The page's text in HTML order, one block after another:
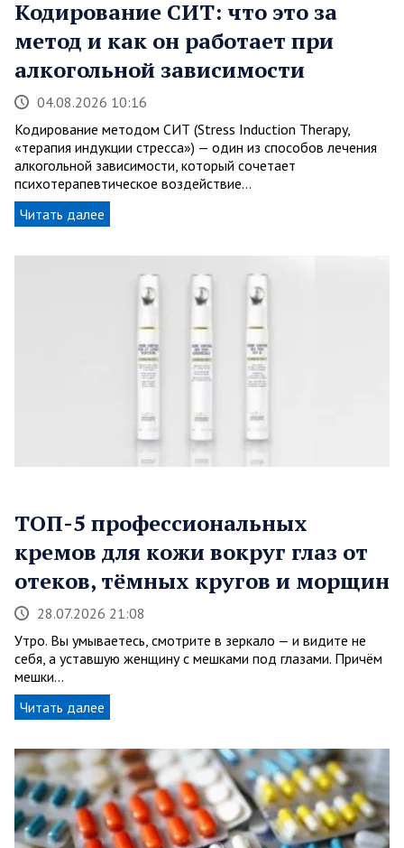
Кодирование СИТ: что это за
метод и как он работает при
алкогольной зависимости
04.08.2026 10:16
Кодирование методом СИТ (Stress Induction Therapy,
«терапия индукции стресса») — один из способов лечения
алкогольной зависимости, который сочетает
психотерапевтическое воздействие…
Читать далее
ТОП-5 профессиональных
кремов для кожи вокруг глаз от
отеков, тёмных кругов и морщин
28.07.2026 21:08
Утро. Вы умываетесь, смотрите в зеркало — и видите не
себя, а уставшую женщину с мешками под глазами. Причём
мешки…
Читать далее